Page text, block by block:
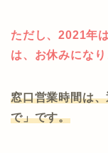
ただし、2021年
は、お休みにな
窓口営業時間は
で」です。